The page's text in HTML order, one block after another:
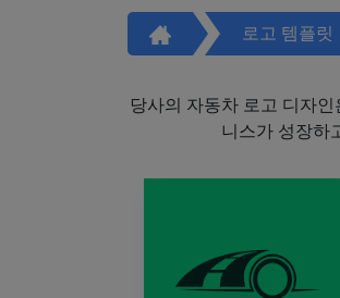
로고 템플릿
당사의 자동차 로고 디자
니스가 성장하